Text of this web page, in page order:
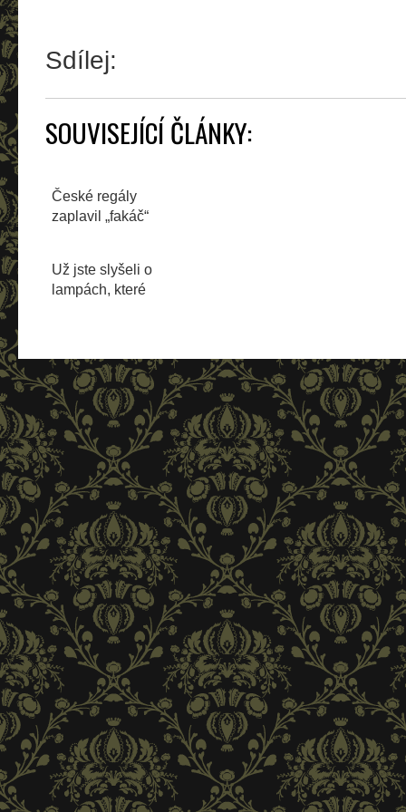
Sdílej:
SOUVISEJÍCÍ ČLÁNKY:
České regály
zaplavil „fakáč“
Už jste slyšeli o
lampách, které